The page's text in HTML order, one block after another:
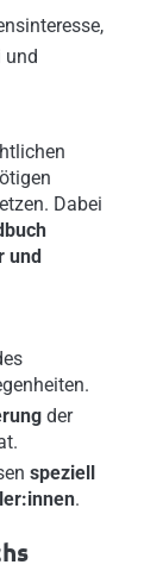
und
Dabei
und
der
speziell
.